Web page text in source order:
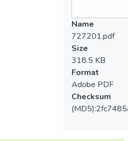
Name
727201.pdf
Size
318.5 KB
Format
Adobe PDF
Checksum